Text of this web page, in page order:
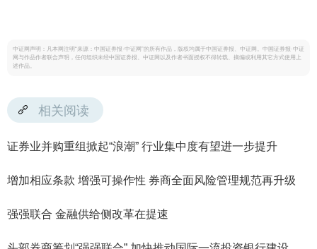
中证网声明：凡本网注明“来源：中国证券报·中证网”的所有作品，版权均属于中国证券报、中证网。中国证券报·中证
网与作品作者联合声明，任何组织未经中国证券报、中证网以及作者书面授权不得转载、摘编或利用其它方式使用上
述作品。
相关阅读
证券业并购重组掀起“浪潮” 行业集中度有望进一步提升
增加相应条款 增强可操作性 券商全面风险管理规范再升级
强强联合 金融供给侧改革在提速